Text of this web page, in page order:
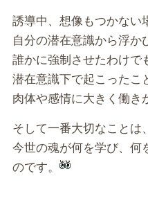
誘導中、想像もつかない
自分の潜在意識から浮か
誰かに強制させたわけで
潜在意識下で起こったこ
肉体や感情に大きく働き
そして一番大切なことは
今世の魂が何を学び、何
のです。